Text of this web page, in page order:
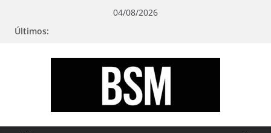
04/08/2026
Últimos:
sua
Mente